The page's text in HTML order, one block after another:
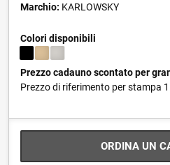
Marchio: KARLOWSKY
Colori disponibili
Prezzo cadauno scontato per
Prezzo di riferimento per stampa
ORDINA UN